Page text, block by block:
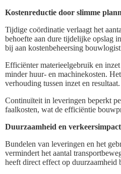
Kostenreductie door slimme
Tijdige coördinatie verlaagt het
behoefte aan dure tijdelijke opslag
bij aan kostenbeheersing
Efficiënter materieelgebruik en
minder huur- en machinekosten.
verhouding tussen inzet en resultaat.
Continuïteit in leveringen beperkt
faalkosten, wat de efficiëntie
Duurzaamheid en verkeersimpact
Bundelen van leveringen en het
vermindert het aantal
heeft direct effect op duurzaamheid